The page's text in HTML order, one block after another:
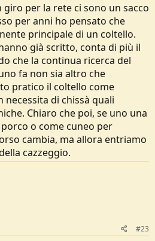
per la rete ci sono un sacco
per anni ho pensato che
principale di un coltello.
già scritto, conta di più il
che la continua ricerca del
fa non sia altro che
pratico il coltello come
di chissà quali
Chiaro che poi, se uno una
o come cuneo per
cambia, ma allora entriamo
cazzeggio.
#23